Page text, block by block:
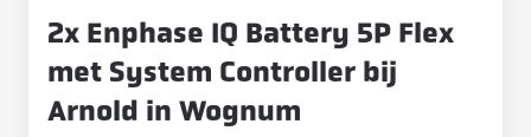
2x Enphase IQ Battery 5P Flex
met System Controller bij
Arnold in Wognum